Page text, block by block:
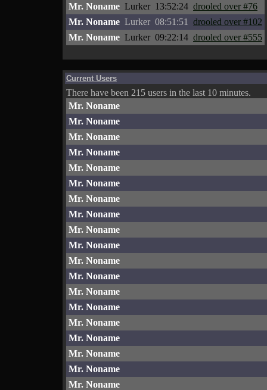
Mr. Noname Lurker 13:52:24 drooled over #76
Mr. Noname Lurker 08:51:51
drooled over #102
Mr. Noname Lurker 09:22:14 drooled over #555
Current Users
There have been 215 users in the last 10 minutes.
Mr. Noname
Mr. Noname
Mr. Noname
Mr. Noname
Mr. Noname
Mr. Noname
Mr. Noname
Mr. Noname
Mr. Noname
Mr. Noname
Mr. Noname
Mr. Noname
Mr. Noname
Mr. Noname
Mr. Noname
Mr. Noname
Mr. Noname
Mr. Noname
Mr. Noname